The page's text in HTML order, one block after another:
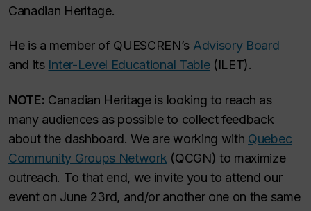
Canadian Heritage.
He is a member of QUESCREN’s Advisory Board
and its Inter-Level Educational Table(ILET).
NOTE: Canadian Heritage is looking to reach as
many audiences as possible to collect feedback
about the dashboard. We are working with Quebec
Community Groups Network (QCGN) to maximize
outreach. To that end, we invite you to attend our
event on June 23rd, and/or another one on the same